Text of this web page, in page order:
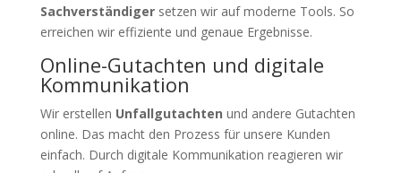
Sachverständigersetzen wir auf moderne Tools. So
erreichen wir effiziente und genaue Ergebnisse.
Online-Gutachten und digitale
Kommunikation
Wir erstellen Unfallgutachten und andere Gutachten
online. Das macht den Prozess für unsere Kunden
einfach. Durch digitale Kommunikation reagieren wir